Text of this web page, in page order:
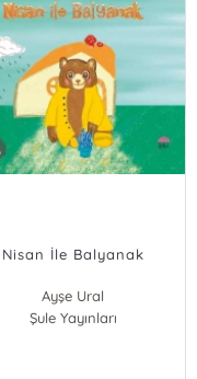
Nisan İle Balyanak
Ayşe Ural
Şule Yayınları